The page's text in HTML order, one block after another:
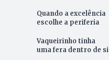
Quando a excelência
escolhe a periferia
Vaqueirinho tinha
uma fera dentro de si